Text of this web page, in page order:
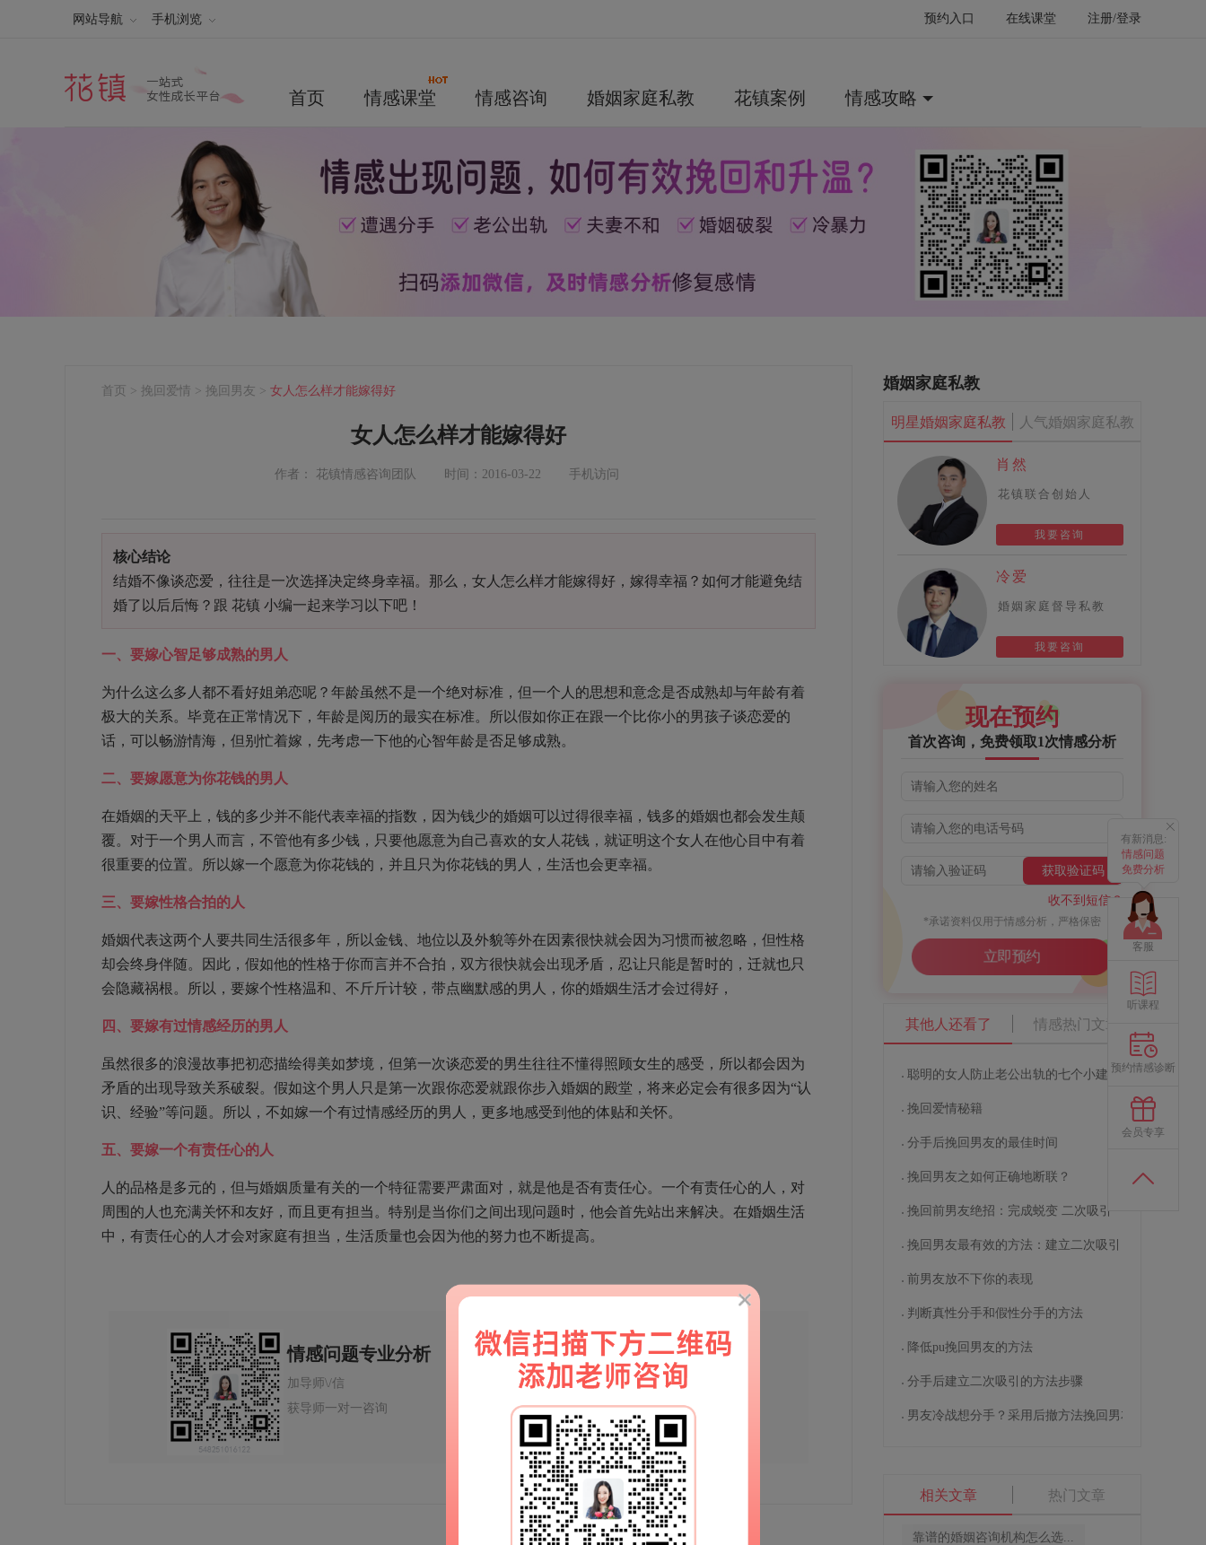
预约入口 在线课堂 注册/登录
网站导航 手机浏览
首页 情感课堂 情感咨询 婚姻家庭私教 花镇案例 情感攻略
首页 > 挽回爱情 > 挽回男友 > 女人怎么样才能嫁得好
女人怎么样才能嫁得好
作者： 花镇情感咨询团队 时间：2016-03-22 手机访问
核心结论
结婚不像谈恋爱，往往是一次选择决定终身幸福。那么，女人怎么样才能嫁得好，嫁得幸福？如何才能避免结
婚了以后后悔？跟 花镇 小编一起来学习以下吧！
一、要嫁心智足够成熟的男人
为什么这么多人都不看好姐弟恋呢？年龄虽然不是一个绝对标准，但一个人的思想和意念是否成熟却与年龄有着
极大的关系。毕竟在正常情况下，年龄是阅历的最实在标准。所以假如你正在跟一个比你小的男孩子谈恋爱的
话，可以畅游情海，但别忙着嫁，先考虑一下他的心智年龄是否足够成熟。
二、要嫁愿意为你花钱的男人
在婚姻的天平上，钱的多少并不能代表幸福的指数，因为钱少的婚姻可以过得很幸福，钱多的婚姻也都会发生颠
覆。对于一个男人而言，不管他有多少钱，只要他愿意为自己喜欢的女人花钱，就证明这个女人在他心目中有着
很重要的位置。所以嫁一个愿意为你花钱的，并且只为你花钱的男人，生活也会更幸福。
三、要嫁性格合拍的人
婚姻代表这两个人要共同生活很多年，所以金钱、地位以及外貌等外在因素很快就会因为习惯而被忽略，但性格
却会终身伴随。因此，假如他的性格于你而言并不合拍，双方很快就会出现矛盾，忍让只能是暂时的，迁就也只
会隐藏祸根。所以，要嫁个性格温和、不斤斤计较，带点幽默感的男人，你的婚姻生活才会过得好，
四、要嫁有过情感经历的男人
虽然很多的浪漫故事把初恋描绘得美如梦境，但第一次谈恋爱的男生往往不懂得照顾女生的感受，所以都会因为
矛盾的出现导致关系破裂。假如这个男人只是第一次跟你恋爱就跟你步入婚姻的殿堂，将来必定会有很多因为“认
识、经验”等问题。所以，不如嫁一个有过情感经历的男人，更多地感受到他的体贴和关怀。
五、要嫁一个有责任心的人
人的品格是多元的，但与婚姻质量有关的一个特征需要严肃面对，就是他是否有责任心。一个有责任心的人，对
周围的人也充满关怀和友好，而且更有担当。特别是当你们之间出现问题时，他会首先站出来解决。在婚姻生活
中，有责任心的人才会对家庭有担当，生活质量也会因为他的努力也不断提高。
情感问题专业分析
加导师\/信
获导师一对一咨询
移动端官网
扫一扫
解锁更多情感秘籍
婚姻家庭私教
明星婚姻家庭私教 人气婚姻家庭私教
肖然
花镇联合创始人
我要咨询
冷爱
婚姻家庭督导私教
我要咨询
现在预约
首次咨询，免费领取1次情感分析
获取验证码
收不到短信？
*承诺资料仅用于情感分析，严格保密
立即预约
其他人还看了 情感热门文章
聪明的女人防止老公出轨的七个小建议
挽回爱情秘籍
分手后挽回男友的最佳时间
挽回男友之如何正确地断联？
挽回前男友绝招：完成蜕变 二次吸引
挽回男友最有效的方法：建立二次吸引
前男友放不下你的表现
判断真性分手和假性分手的方法
降低pu挽回男友的方法
分手后建立二次吸引的方法步骤
男友冷战想分手？采用后撤方法挽回男友
相关文章 热门文章
靠谱的婚姻咨询机构怎么选...
有新消息:
情感问题
免费分析
客服
听课程
预约情感诊断
会员专享